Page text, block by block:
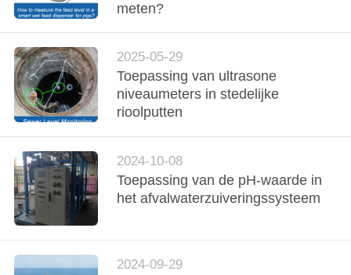
VERZOEK
OM EEN
CITAAT
SITEMAP
PRIVACYBELEID
meten?
2025-05-29
Toepassing van ultrasone
niveaumeters in stedelijke
rioolputten
2024-10-08
Toepassing van de pH-waarde in
het afvalwaterzuiveringssysteem
2024-09-29